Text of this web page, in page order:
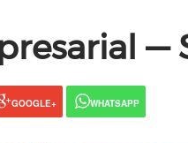
—
GOOGLE+ WHATSAPP